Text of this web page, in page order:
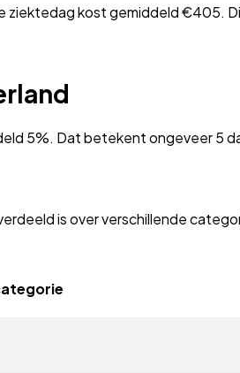
ziektedag kost gemiddeld €405.
5%. Dat betekent ongeveer 5
is over verschillende